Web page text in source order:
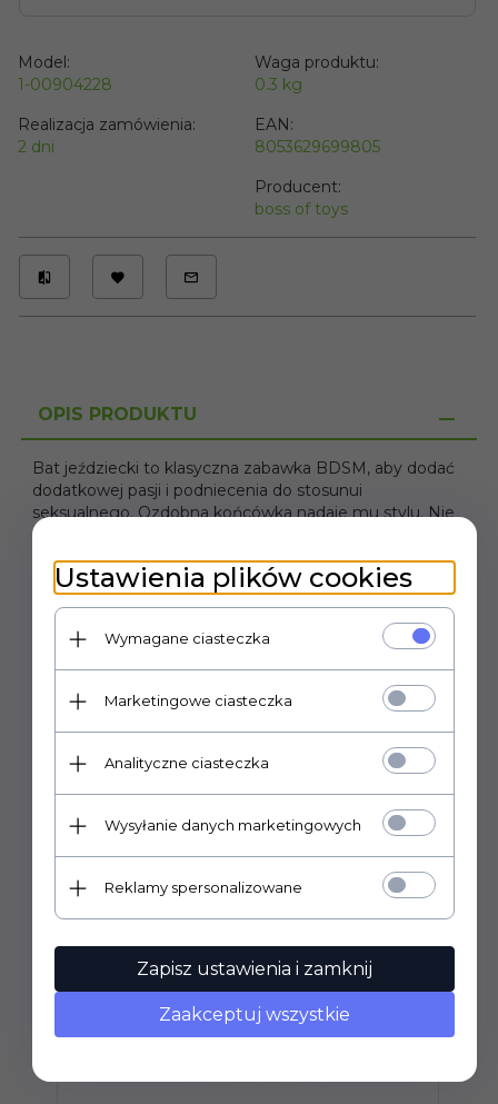
Model:
1-00904228
Waga produktu:
0.3 kg
Realizacja zamówienia:
2 dni
EAN:
8053629699805
Producent:
boss of toys
OPIS PRODUKTU
Bat jeździecki to klasyczna zabawka BDSM, aby dodać
dodatkowej pasji i podniecenia do stosunui
seksualnego. Ozdobna końcówka nadaje mu stylu. Nie
ma hamulców z linią Toez4Lovers Fetish Art.
POLECAMY
Ustawienia plików cookies
Wymagane ciasteczka
Marketingowe ciasteczka
Analityczne ciasteczka
Wysyłanie danych marketingowych
Reklamy spersonalizowane
Zapisz ustawienia i zamknij
Zaakceptuj wszystkie